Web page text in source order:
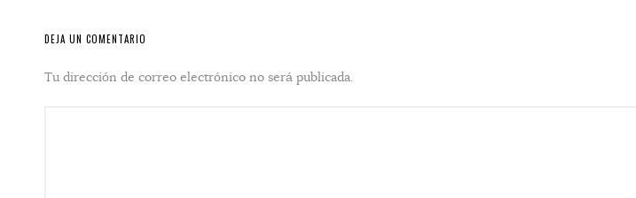
DEJA UN COMENTARIO
Tu dirección de correo electrónico no será publicada.